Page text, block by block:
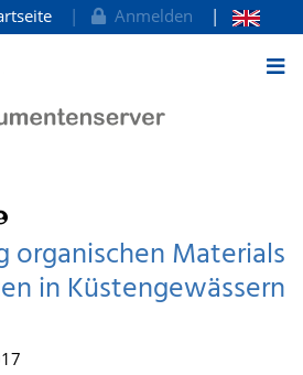
Anmelden
organischen Materials
in Küstengewässern